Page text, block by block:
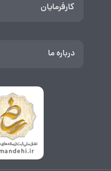
کارفرمایان
درباره ما